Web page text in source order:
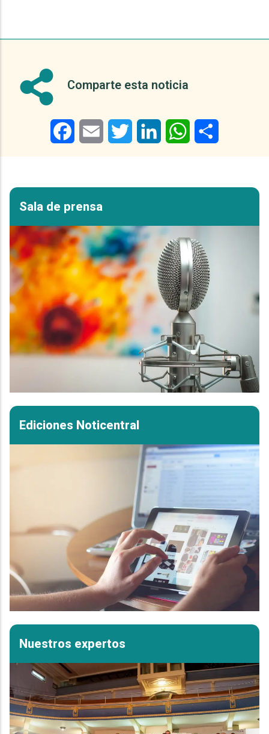
Comparte esta noticia
FacebookEmail Twitter LinkedIn WhatsApp
Sala de prensa
Ediciones Noticentral
Nuestros expertos